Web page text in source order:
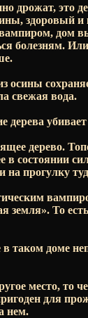
дрожат, это
здоровый
дом
болезням.
осины
свежая вода.
дерева
дерево.
в состоянии
на прогулку
земля». То
таком доме
место, то
для
нем.